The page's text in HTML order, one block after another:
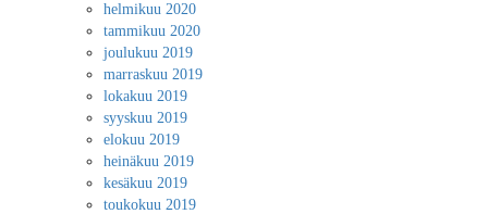
helmikuu 2020
tammikuu 2020
joulukuu 2019
marraskuu 2019
lokakuu 2019
syyskuu 2019
elokuu 2019
heinäkuu 2019
kesäkuu 2019
toukokuu 2019